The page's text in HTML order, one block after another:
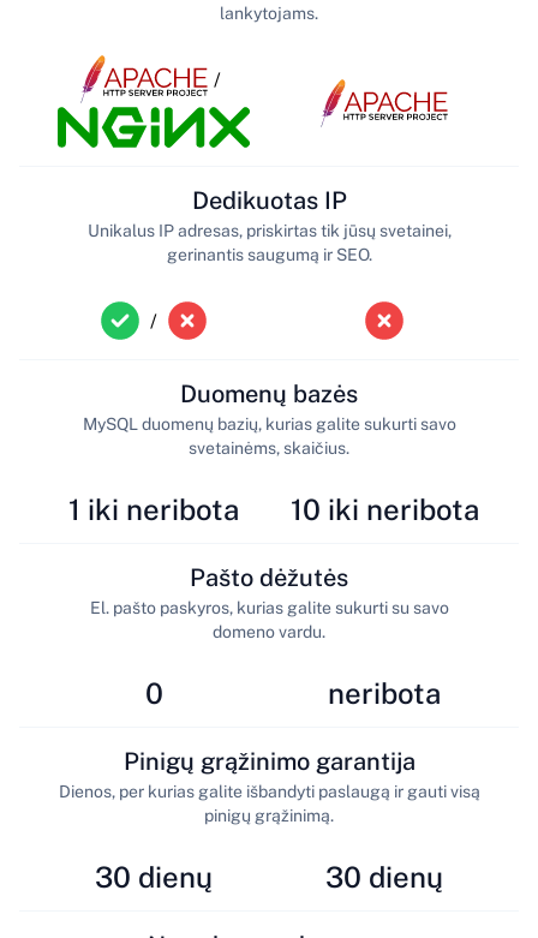
/
lankytojams.
/
Dedikuotas IP
Unikalus IP adresas, priskirtas tik jūsų svetainei,
gerinantis saugumą ir SEO.
1 iki neribota
Duomenų bazės
MySQL duomenų bazių, kurias galite sukurti savo
svetainėms, skaičius.
10 iki neribota
0
Pašto dėžutės
El. pašto paskyros, kurias galite sukurti su savo
domeno vardu.
neribota
30 dienų
Pinigų grąžinimo garantija
Dienos, per kurias galite išbandyti paslaugą ir gauti visą
pinigų grąžinimą.
30 dienų